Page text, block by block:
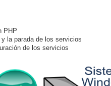
PHP
la parada de los servicios
de los servicios